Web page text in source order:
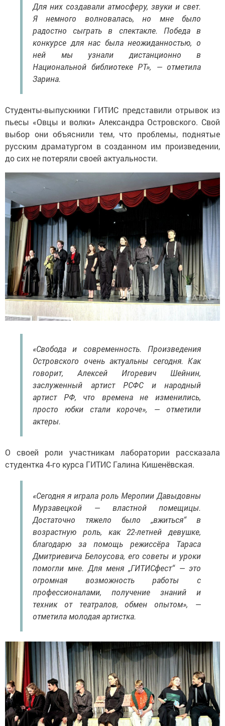
Для них создавали атмосферу, звуки и свет.
Я немного волновалась, но мне было
радостно сыграть в спектакле. Победа в
конкурсе для нас была неожиданностью, о
ней мы узнали дистанционно в
Национальной библиотеке РТ», — отметила
Зарина.
Студенты-выпускники ГИТИС представили отрывок из
пьесы «Овцы и волки» Александра Островского. Свой
выбор они объяснили тем, что проблемы, поднятые
русским драматургом в созданном им произведении,
до сих не потеряли своей актуальности.
«Свобода и современность. Произведения
Островского очень актуальны сегодня. Как
говорит, Алексей Игоревич Шейнин,
заслуженный артист РСФС и народный
артист РФ, что времена не изменились,
просто юбки стали короче», — отметили
актеры.
О своей роли участникам лаборатории рассказала
студентка 4-го курса ГИТИС Галина Кишенёвская.
«Сегодня я играла роль Меропии Давыдовны
Мурзавецкой — властной помещицы.
Достаточно тяжело было „вжиться“ в
возрастную роль, как 22-летней девушке,
благодарю за помощь режиссёра Тараса
Дмитриевича Белоусова, его советы и уроки
помогли мне. Для меня „ГИТИСфест“ — это
огромная возможность работы с
профессионалами, получение знаний и
техник от театралов, обмен опытом», —
отметила молодая артистка.